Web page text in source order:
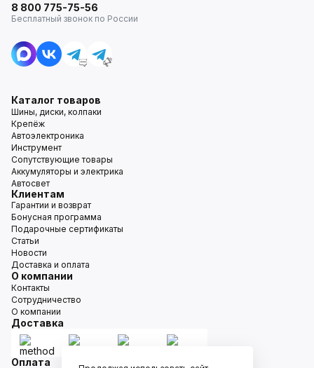
8 800 775-75-56
Бесплатный звонок по России
Каталог товаров
Шины, диски, колпаки
Крепёж
Автоэлектроника
Инструмент
Сопутствующие товары
Аккумуляторы и электрика
Автосвет
Клиентам
Гарантии и возврат
Бонусная программа
Подарочные сертификаты
Статьи
Новости
Доставка и оплата
О компании
Контакты
Сотрудничество
О компании
Доставка
Оплата